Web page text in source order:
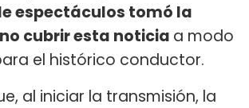
espectáculos tomó la
cubrir esta noticia a modo
el histórico conductor.
al iniciar la transmisión, la